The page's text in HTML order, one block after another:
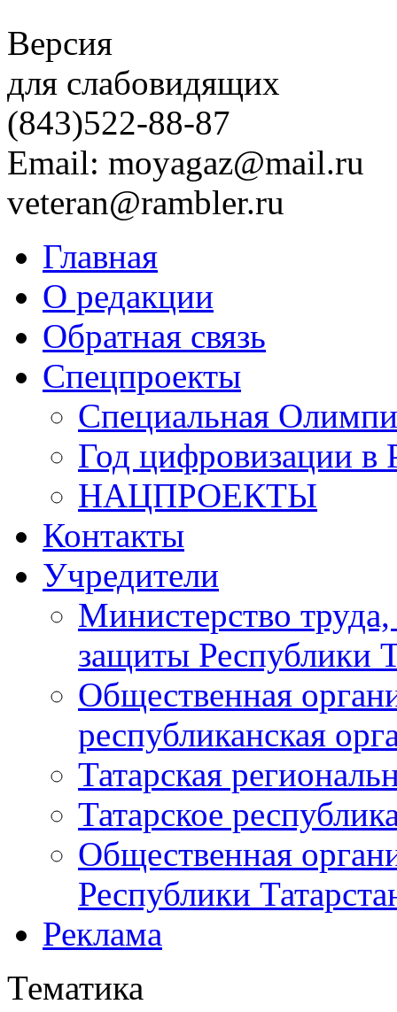
Версия
для слабовидящих
(843)522-88-87
Email: moyagaz@mail.ru
veteran@rambler.ru
Главная
О редакции
Обратная связь
Спецпроекты
Специальная
Год цифровизации в
НАЦПРОЕКТЫ
Контакты
Учредители
Министерство
защиты Республики
Общественная
республиканская
Татарская
Татарское
Общественная
Республики
Реклама
Тематика